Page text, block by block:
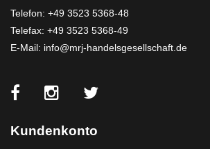
Telefon: +49 3523 5368-48
Telefax: +49 3523 5368-49
E-Mail: info@mrj-handelsgesellschaft.de
Kundenkonto